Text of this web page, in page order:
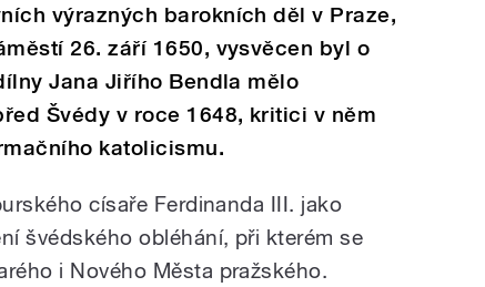
výrazných barokních děl v Praze,
26. září 1650, vysvěcen byl o
Jana Jiřího Bendla mělo
Švédy v roce 1648, kritici v něm
katolicismu.
císaře Ferdinanda III. jako
švédského obléhání, při kterém se
i Nového Města pražského.